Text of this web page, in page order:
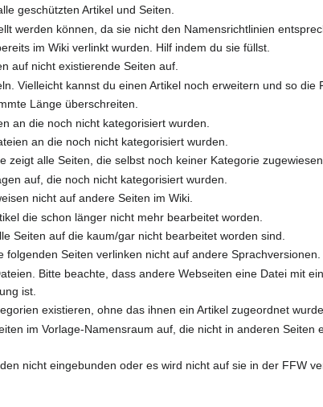
geschützten Artikel und Seiten.
werden können, da sie nicht den Namensrichtlinien
im Wiki verlinkt wurden. Hilf indem du sie füllst.
auf nicht existierende Seiten auf.
Vielleicht kannst du einen Artikel noch erweitern und so die
Länge überschreiten.
an die noch nicht kategorisiert wurden.
an die noch nicht kategorisiert wurden.
zeigt alle Seiten, die selbst noch keiner Kategorie
auf, die noch nicht kategorisiert wurden.
nicht auf andere Seiten im Wiki.
die schon länger nicht mehr bearbeitet worden.
Seiten auf die kaum/gar nicht bearbeitet worden sind.
folgenden Seiten verlinken nicht auf andere Sprachversionen.
Bitte beachte, dass andere Webseiten eine Datei mit
ist.
existieren, ohne das ihnen ein Artikel zugeordnet wurde.
im Vorlage-Namensraum auf, die nicht in anderen Seiten
nicht eingebunden oder es wird nicht auf sie in der FFW